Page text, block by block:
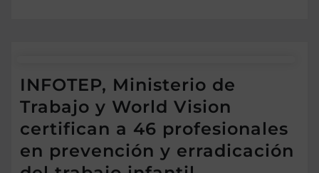
INFOTEP, Ministerio de
Trabajo y World Vision
certifican a 46 profesionales
en prevención y erradicación